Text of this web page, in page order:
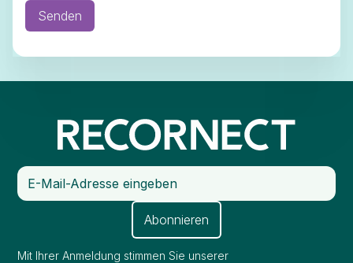
Mit Ihrer Anmeldung stimmen Sie unserer